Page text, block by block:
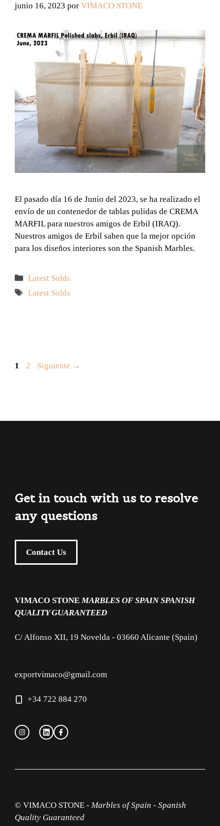
junio 16, 2023 por VIMACO STONE
El pasado día 16 de Junio del 2023, se ha realizado el
envío de un contenedor de tablas pulidas de CREMA
MARFIL para nuestros amigos de Erbil (IRAQ).
Nuestros amigos de Erbil saben que la mejor opción
para los diseños interiores son the Spanish Marbles.
Categorías
Latest Solds
Etiquetas
Latest Solds
Página
1 Página
2 Siguiente →
Get in touch with us to resolve
any questions
Contact Us
VIMACO STONE MARBLES OF SPAIN SPANISH
QUALITY GUARANTEED
C/ Alfonso XII, 19 Novelda - 03660 Alicante (Spain)
exportvimaco@gmail.com
+34 722 884 270
© VIMACO STONE - Marbles of Spain - Spanish
Quality Guaranteed